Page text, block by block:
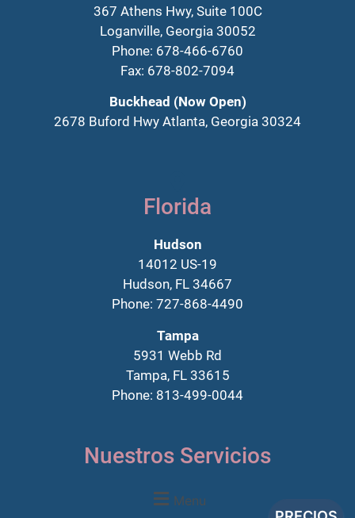
367 Athens Hwy, Suite 100C
Loganville, Georgia 30052
Phone: 678-466-6760
Fax: 678-802-7094
Buckhead (Now Open)
2678 Buford Hwy Atlanta, Georgia 30324
Florida
Hudson
14012 US-19
Hudson, FL 34667
Phone: 727-868-4490
Tampa
5931 Webb Rd
Tampa, FL 33615
Phone: 813-499-0044
Nuestros Servicios
Menu